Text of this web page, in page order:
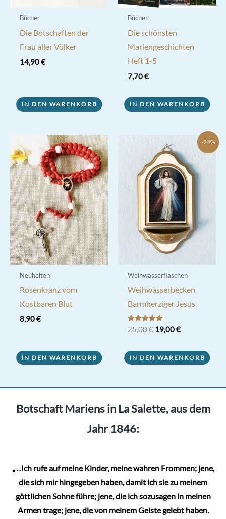
Bücher
Die Botschaften der
Frau aller Völker
14,90€
IN DEN WARENKORB
Bücher
Die schönsten
Mariengeschichten
Heft 1-5
7,70€
IN DEN WARENKORB
Neuheiten
Rosenkranz vom
Kostbaren Blut
8,90€
IN DEN WARENKORB
-24%
Weihwasserflaschen
Weihwasserbecken
Barmherziger Jesus
Bewertet mit
5.00
25,00€ Ursprünglicher
25,00 €
19,00€Aktueller
19,00 €.
IN DEN WARENKORB
Botschaft Mariens in La Salette, aus dem
Jahr 1846:
„... Ich rufe auf meine Kinder, meine wahren Frommen; jene,
die sich mir hingegeben haben, damit ich sie zu meinem
göttlichen Sohne führe; jene, die ich sozusagen in meinen
Armen trage; jene, die von meinem Geiste gelebt haben.